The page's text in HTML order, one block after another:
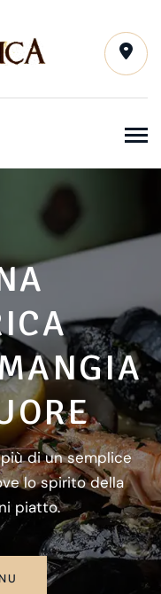
più di un semplice
lo spirito della
piatto.